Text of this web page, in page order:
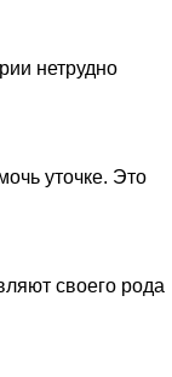
нетрудно
уточке. Это
своего рода